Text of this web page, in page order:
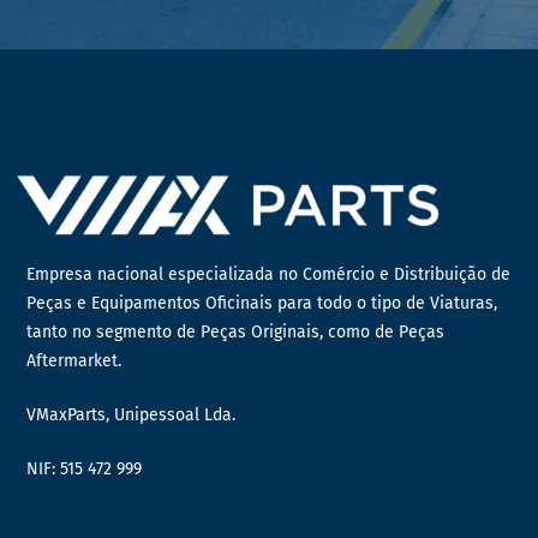
Empresa nacional especializada no Comércio e Distribuição de
Peças e Equipamentos Oficinais para todo o tipo de Viaturas,
tanto no segmento de Peças Originais, como de Peças
Aftermarket.
VMaxParts, Unipessoal Lda.
NIF: 515 472 999